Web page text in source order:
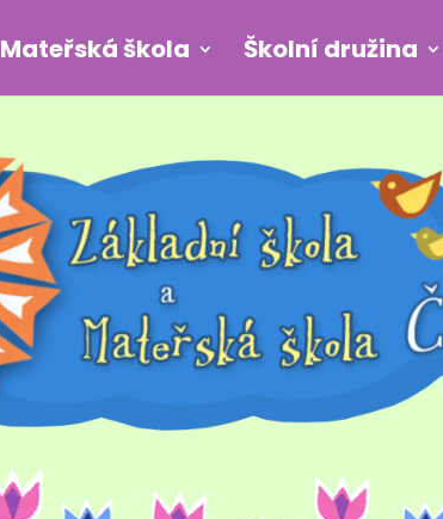
Mateřská škola Školní družina